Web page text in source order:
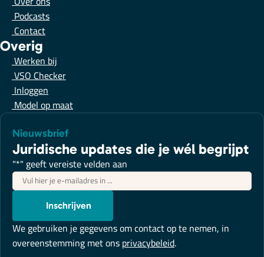
Podcasts
Contact
Overig
Werken bij
VSO Checker
Inloggen
Model op maat
Nieuwsbrief
Juridische updates die je wél begrijpt
"*" geeft vereiste velden aan
E-
mailadres*
Inschrijven
We gebruiken je gegevens om contact op te nemen, in
overeenstemming met onsprivacybeleid.